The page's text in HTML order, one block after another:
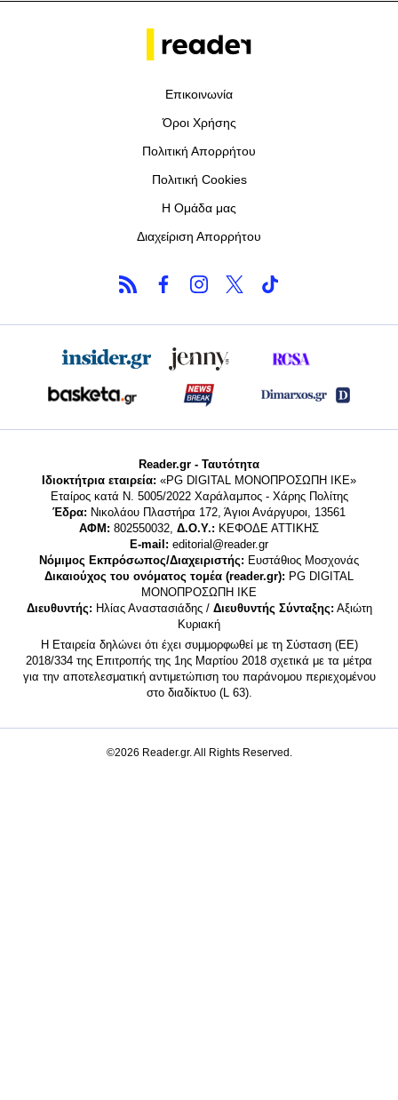
Επικοινωνία
Όροι Χρήσης
Πολιτική Απορρήτου
Πολιτική Cookies
Η Ομάδα μας
Διαχείριση Απορρήτου
Reader.gr - Ταυτότητα
Ιδιοκτήτρια εταιρεία: «PG DIGITAL MONΟΠΡΟΣΩΠΗ ΙΚΕ»
Εταίρος κατά Ν. 5005/2022 Χαράλαμπος - Χάρης Πολίτης
Έδρα: Νικολάου Πλαστήρα 172, Άγιοι Ανάργυροι, 13561
ΑΦΜ: 802550032, Δ.Ο.Υ.: ΚΕΦΟΔΕ ΑΤΤΙΚΗΣ
E-mail: editorial@reader.gr
Νόμιμος Εκπρόσωπος/Διαχειριστής: Ευστάθιος Μοσχονάς
Δικαιούχος του ονόματος τομέα (reader.gr): PG DIGITAL
MONΟΠΡΟΣΩΠΗ ΙΚΕ
Διευθυντής: Ηλίας Αναστασιάδης / Διευθυντής Σύνταξης: Αξιώτη
Κυριακή
Η Εταιρεία δηλώνει ότι έχει συμμορφωθεί με τη Σύσταση (ΕΕ)
2018/334 της Επιτροπής της 1ης Μαρτίου 2018 σχετικά με τα μέτρα
για την αποτελεσματική αντιμετώπιση του παράνομου περιεχομένου
στο διαδίκτυο (L 63).
©2026 Reader.gr. All Rights Reserved.